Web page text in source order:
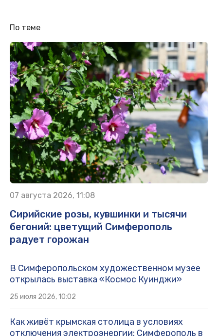
По теме
07 августа 2026, 11:08
Сирийские розы, кувшинки и тысячи
бегоний: цветущий Симферополь
радует горожан
В Симферопольском художественном музее
открылась выставка «Космос Куинджи»
25 июля 2026, 10:02
Как живёт крымская столица в условиях
отключения электроэнергии: Симферополь в